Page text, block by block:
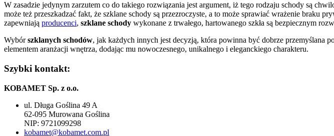
W zasadzie jedynym zarzutem co do takiego rozwiązania jest argument, iż tego rodzaju schody są
może też przeszkadzać fakt, że szklane schody są przezroczyste, a to może sprawiać wrażenie braku
zapewniają producenci, szklane schody wykonane z trwałego, hartowanego szkła są bezpiecznym
Wybórszklanych schodów, jak każdych innych jest decyzją, która powinna być dobrze przemyślana
elementem aranżacji wnętrza, dodając mu nowoczesnego, unikalnego i eleganckiego charakteru.
Szybki kontakt:
KOBAMET Sp. z o.o.
ul. Długa Goślina 49 A
62-095 Murowana Goślina
NIP: 9721099298
kobamet@kobamet.com.pl